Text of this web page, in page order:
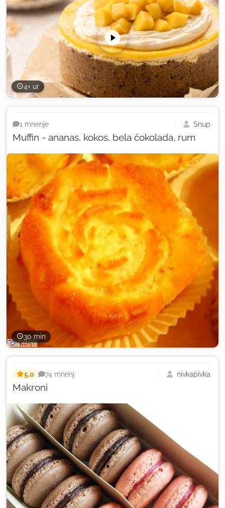
4+ ur
30 min
Muffin - ananas, kokos, bela čokolada, rum
1 mnenje Snup
Makroni
5,0 74 mnenj nivkapivka